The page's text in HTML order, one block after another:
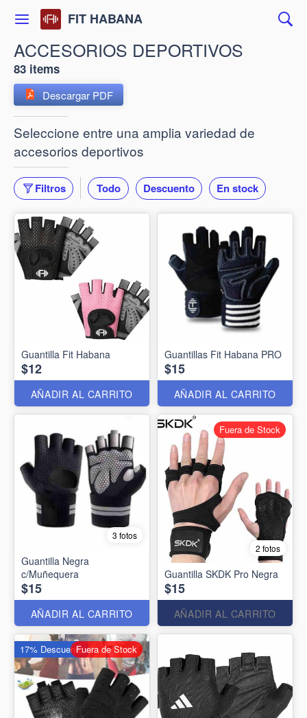
FIT HABANA
ACCESORIOS DEPORTIVOS
83 items
Descargar PDF
Seleccione entre una amplia variedad de
accesorios deportivos
Filtros Todo Descuento En stock
Guantilla Fit Habana
$12
AÑADIR AL CARRITO
Guantillas Fit Habana PRO
$15
AÑADIR AL CARRITO
3 fotos
Guantilla Negra
c/Muñequera
$15
AÑADIR AL CARRITO
2 fotos
Guantilla SKDK Pro Negra
$15
AÑADIR AL CARRITO
Fuera de Stock
17% DescuentoFuera de Stock